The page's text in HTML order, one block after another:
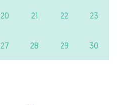
20 21 22 23
27 28 29 30